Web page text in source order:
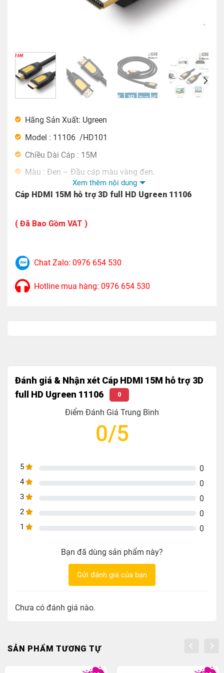
Hãng Sản Xuất: Ugreen
Model : 11106 /HD101
Chiều Dài Cáp : 15M
Màu : Đen – Đầu cáp màu vàng đen.
Dây cáp : Dạng tròn.
Chất liệu: Lõi đồng 100%, chân cắm mạ vàng 24K,
Tiêu Chuẩn Dây :
5-8M: 4K@30HZ
10-15M: 1080P@60HZ
Xem thêm nội dung
Cáp HDMI 15M hỗ trợ 3D full HD Ugreen 11106
( Đã Bao Gồm VAT )
Chat Zalo: 0976 654 530
Hotline mua hàng: 0976 654 530
Đánh giá & Nhận xét Cáp HDMI 15M hỗ trợ 3D
full HD Ugreen 11106
0
Điểm Đánh Giá Trung Bình
0/5
5 0
4 0
3 0
2 0
1 0
Bạn đã dùng sản phẩm này?
Gửi đánh giá của bạn
Chưa có đánh giá nào.
SẢN PHẨM TƯƠNG TỰ